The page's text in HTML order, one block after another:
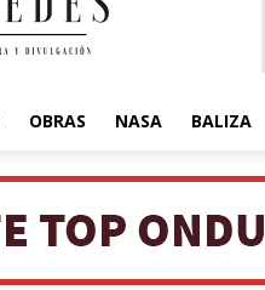
OBRAS NASA BALIZA